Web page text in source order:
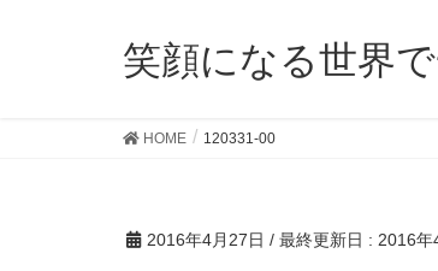
笑顔になる世界
HOME 120331-00
2016年4月27日 / 最終更新日 : 2016年